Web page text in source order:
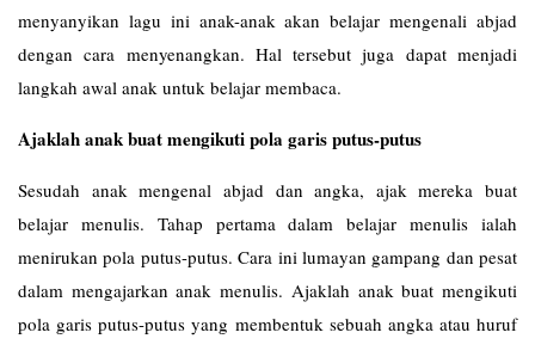
menyanyikan lagu ini anak-anak akan belajar mengenali abjad
dengan cara menyenangkan. Hal tersebut juga dapat menjadi
langkah awal anak untuk belajar membaca.
Ajaklah anak buat mengikuti pola garis putus-putus
Sesudah anak mengenal abjad dan angka, ajak mereka buat
belajar menulis. Tahap pertama dalam belajar menulis ialah
menirukan pola putus-putus. Cara ini lumayan gampang dan pesat
dalam mengajarkan anak menulis. Ajaklah anak buat mengikuti
pola garis putus-putus yang membentuk sebuah angka atau huruf